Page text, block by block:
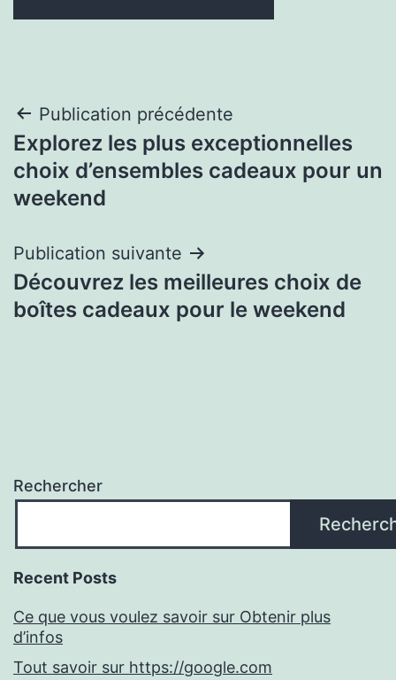
Navigation
de
l’article
Publication précédente
Explorez les plus exceptionnelles
choix d’ensembles cadeaux pour un
weekend
Publication suivante
Découvrez les meilleures choix de
boîtes cadeaux pour le weekend
Rechercher
Recent Posts
Ce que vous voulez savoir sur Obtenir plus
d’infos
Tout savoir sur https://google.com